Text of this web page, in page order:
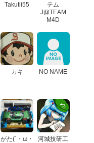
Takutii55
テム
J@TEAM
M4D
カキ NO NAME
がた(´・ω・
河城技研工